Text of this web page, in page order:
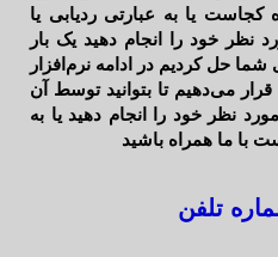
کجاست یا به عبارتی ردیابی یا
نظر خود را انجام دهید یک بار
حل کردیم در ادامه نرم‌افزار
می‌دهیم تا بتوانید توسط آن
نظر خود را انجام دهید یا به
با ما همراه باشید
تلفن